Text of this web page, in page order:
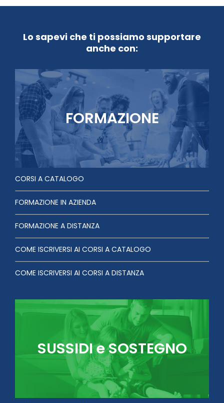
Lo sapevi che ti possiamo supportare
anche con:
FORMAZIONE
CORSI A CATALOGO
FORMAZIONE IN AZIENDA
FORMAZIONE A DISTANZA
COME ISCRIVERSI AI CORSI A CATALOGO
COME ISCRIVERSI AI CORSI A DISTANZA
SUSSIDI e SOSTEGNO